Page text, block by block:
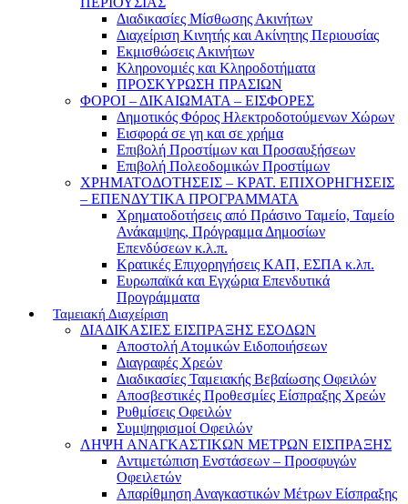
Διαδικασίες Μίσθωσης Ακινήτων
Διαχείριση Κινητής και Ακίνητης Περιουσίας
Εκμισθώσεις Ακινήτων
Κληρονομιές και Κληροδοτήματα
ΠΡΟΣΚΥΡΩΣΗ ΠΡΑΣΙΩΝ
ΦΟΡΟΙ – ΔΙΚΑΙΩΜΑΤΑ – ΕΙΣΦΟΡΕΣ
Δημοτικός Φόρος Ηλεκτροδοτούμενων Χώρων
Εισφορά σε γη και σε χρήμα
Επιβολή Προστίμων και Προσαυξήσεων
Επιβολή Πολεοδομικών Προστίμων
ΧΡΗΜΑΤΟΔΟΤΗΣΕΙΣ – ΚΡΑΤ. ΕΠΙΧΟΡΗΓΗΣΕΙΣ
– ΕΠΕΝΔΥΤΙΚΑ ΠΡΟΓΡΑΜΜΑΤΑ
Χρηματοδοτήσεις από Πράσινο Ταμείο, Ταμείο
Ανάκαμψης, Πρόγραμμα Δημοσίων
Επενδύσεων κ.λ.π.
Κρατικές Επιχορηγήσεις ΚΑΠ, ΕΣΠΑ κ.λπ.
Ευρωπαϊκά και Εγχώρια Επενδυτικά
Προγράμματα
Ταμειακή Διαχείριση
ΔΙΑΔΙΚΑΣΙΕΣ ΕΙΣΠΡΑΞΗΣ ΕΣΟΔΩΝ
Αποστολή Ατομικών Ειδοποιήσεων
Διαγραφές Χρεών
Διαδικασίες Ταμειακής Βεβαίωσης Οφειλών
Αποσβεστικές Προθεσμίες Είσπραξης Χρεών
Ρυθμίσεις Οφειλών
Συμψηφισμοί Οφειλών
ΛΗΨΗ ΑΝΑΓΚΑΣΤΙΚΩΝ ΜΕΤΡΩΝ ΕΙΣΠΡΑΞΗΣ
Αντιμετώπιση Ενστάσεων – Προσφυγών
Οφειλετών
Απαρίθμηση Αναγκαστικών Μέτρων Είσπραξης